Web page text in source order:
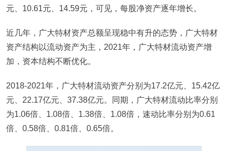
元、10.61元、14.59元，可见，每股净资产逐年增长。
近几年，广大特材资产总额呈现稳中有升的态势，广大特材
资产结构以流动资产为主，2021年，广大特材流动资产增
加，资本结构不断优化。
2018-2021年，广大特材流动资产分别为17.2亿元、15.42亿
元、22.17亿元、37.38亿元。同期，广大特材流动比率分别
为1.06倍、1.08倍、1.38倍、1.08倍，速动比率分别为0.61
倍、0.58倍、0.81倍、0.65倍。